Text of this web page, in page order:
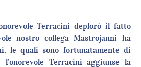
Terracini deplorò il fatto
nostro collega Mastrojanni ha
le quali sono fortunatamente di
l’onorevole Terracini aggiunse la